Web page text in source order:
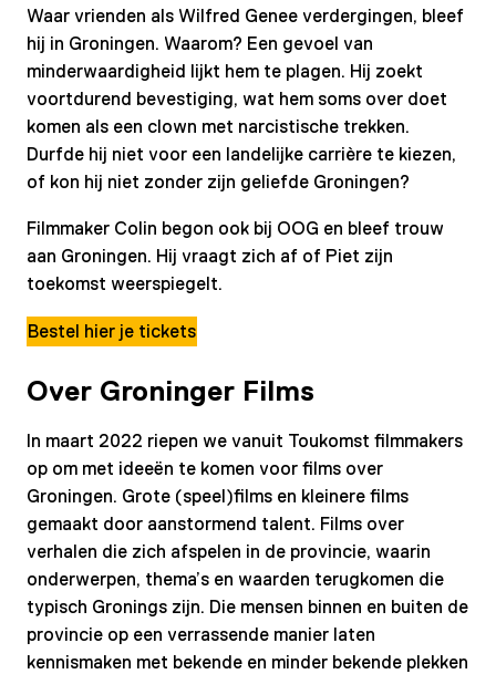
Waar vrienden als Wilfred Genee verdergingen, bleef
hij in Groningen. Waarom? Een gevoel van
minderwaardigheid lijkt hem te plagen. Hij zoekt
voortdurend bevestiging, wat hem soms over doet
komen als een clown met narcistische trekken.
Durfde hij niet voor een landelijke carrière te kiezen,
of kon hij niet zonder zijn geliefde Groningen?
Filmmaker Colin begon ook bij OOG en bleef trouw
aan Groningen. Hij vraagt zich af of Piet zijn
toekomst weerspiegelt.
Bestel hier je tickets
Over Groninger Films
In maart 2022 riepen we vanuit Toukomst filmmakers
op om met ideeën te komen voor films over
Groningen. Grote (speel)films en kleinere films
gemaakt door aanstormend talent. Films over
verhalen die zich afspelen in de provincie, waarin
onderwerpen, thema’s en waarden terugkomen die
typisch Gronings zijn. Die mensen binnen en buiten de
provincie op een verrassende manier laten
kennismaken met bekende en minder bekende plekken